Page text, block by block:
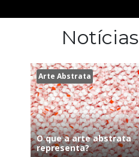
Notícias
Arte Abstrata
O que a arte abstrata
representa?